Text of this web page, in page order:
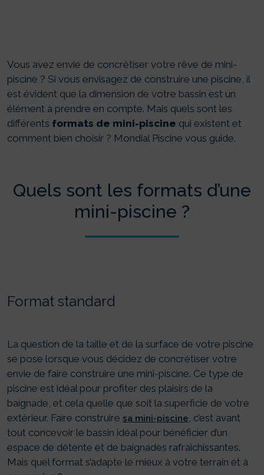
Vous avez envie de concrétiser votre rêve de mini-
piscine ? Si vous envisagez de construire une piscine, il
est évident que la dimension de votre bassin est un
élément à prendre en compte. Mais quels sont les
différents formats de mini-piscine qui existent et
comment bien choisir ? Mondial Piscine vous guide.
Quels sont les formats d’une
mini-piscine ?
Format standard
La question de la taille et de la surface de votre piscine
se pose lorsque vous décidez de concrétiser votre
envie de faire construire une mini-piscine. Ce type de
piscine est idéal pour profiter des plaisirs de la
baignade, et cela quelle que soit la superficie de votre
extérieur. Faire construire sa mini-piscine, c’est avant
tout concevoir le bassin idéal pour bénéficier d’un
espace de détente et de baignades rafraîchissantes.
Mais quel format s’adapte le mieux à votre terrain et à